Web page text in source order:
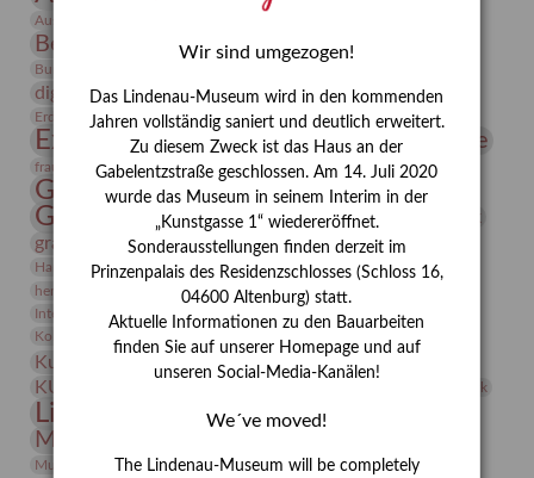
Ausstellung „Vier Winde“
Bernhard August von Lindenau
Burg Posterstein
digitallabor Entartete Kunst
Enteignung
Erdmann Julius Dietrich
Erlebnisportal estrusker Exlibris
Expressionismus Festrede Florenz Fotografie
frauen Frauen in der Antike und heute
Gerhard-Altenbourg-Preis
Gerhard Altenbourg
Gerhard Kurt Müller
grafische sammlung griechische Mythologie
Hanns-Conon von der Gabelentz Heinrich Kirchhoff Heldinnen
herman de vries Humboldt
Insekten
Integriertes Schädlingsmanagement
Jahresempfang
Kolosseum
Kunst
Kunstmuseum Kunstvermittlung Kunst von Kühl
KUNSTWAND Künstler Lehmbruck
Lindenau-Museum Marstall
Museumsgeschichte
Museumspädagogik Mäzen Napoleon Natur
Neue Remise
Wir sind umgezogen!
Das Lindenau-Museum wird in den kommenden
Jahren vollständig saniert und deutlich erweitert.
Zu diesem Zweck ist das Haus an der
Gabelentzstraße geschlossen. Am 14. Juli 2020
wurde das Museum in seinem Interim in der
„Kunstgasse 1“ wiedereröffnet.
Sonderausstellungen finden derzeit im
Prinzenpalais des Residenzschlosses (Schloss 16,
04600 Altenburg) statt.
Aktuelle Informationen zu den Bauarbeiten
finden Sie auf unserer Homepage und auf
unseren Social-Media-Kanälen!
We´ve moved!
The Lindenau-Museum will be completely